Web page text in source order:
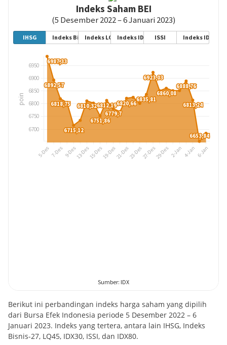
Berikut ini perbandingan indeks harga saham yang dipilih
dari Bursa Efek Indonesia periode 5 Desember 2022 – 6
Januari 2023. Indeks yang tertera, antara lain IHSG, Indeks
Bisnis-27, LQ45, IDX30, ISSI, dan IDX80.